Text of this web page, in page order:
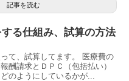
記事を読む
る仕組み、試算の方法
て、試算してます。 医療費の
酬請求とＤＰＣ（包括払い）
のようにしているかが...